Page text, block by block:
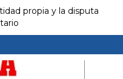
propia y la disputa